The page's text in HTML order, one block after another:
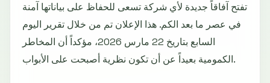
تفتح آفاقاً جديدة لأي شركة تسعى للحفاظ على بياناتها آمنة
في عصر ما بعد الكم. هذا الإعلان تم من خلال تقرير اليوم
السابع بتاريخ 22 مارس 2026، مؤكداً أن المخاطر
الكمومية بعيداً عن أن تكون نظرية أصبحت على الأبواب.